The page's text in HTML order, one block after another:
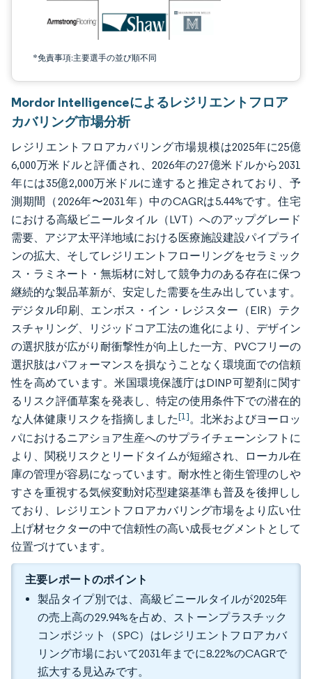
*免責事項:主要選手の並び順不同
Mordor Intelligenceによるレジリエントフロア
カバリング市場分析
レジリエントフロアカバリング市場規模は2025年に25億
6,000万米ドルと評価され、2026年の27億米ドルから2031
年には35億2,000万米ドルに達すると推定されており、予
測期間（2026年〜2031年）中のCAGRは5.44%です。住宅
における高級ビニールタイル（LVT）へのアップグレード
需要、アジア太平洋地域における医療施設建設パイプライ
ンの拡大、そしてレジリエントフローリングをセラミック
ス・ラミネート・無垢材に対して競争力のある存在に保つ
継続的な製品革新が、安定した需要を生み出しています。
デジタル印刷、エンボス・イン・レジスター（EIR）テク
スチャリング、リジッドコア工法の進化により、デザイン
の選択肢が広がり耐衝撃性が向上した一方、PVCフリーの
選択肢はパフォーマンスを損なうことなく環境面での信頼
性を高めています。米国環境保護庁はDINP可塑剤に関す
るリスク評価草案を発表し、特定の使用条件下での潜在的
な人体健康リスクを指摘しました[1]。北米およびヨーロッ
パにおけるニアショア生産へのサプライチェーンシフトに
より、関税リスクとリードタイムが短縮され、ローカル在
庫の管理が容易になっています。耐水性と衛生管理のしや
すさを重視する気候変動対応型建築基準も普及を後押しし
ており、レジリエントフロアカバリング市場をより広い仕
上げ材セクターの中で信頼性の高い成長セグメントとして
位置づけています。
主要レポートのポイント
製品タイプ別では、高級ビニールタイルが2025年
の売上高の29.94%を占め、ストーンプラスチック
コンポジット（SPC）はレジリエントフロアカバ
リング市場において2031年までに8.22%のCAGRで
拡大する見込みです。